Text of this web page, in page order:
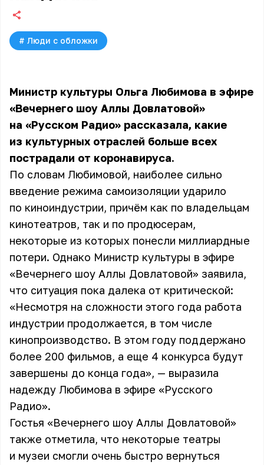
# Люди с обложки
Министр культуры Ольга Любимова в эфире
«Вечернего шоу Аллы Довлатовой»
на «Русском Радио» рассказала, какие
из культурных отраслей больше всех
пострадали от коронавируса.
По словам Любимовой, наиболее сильно
введение режима самоизоляции ударило
по киноиндустрии, причём как по владельцам
кинотеатров, так и по продюсерам,
некоторые из которых понесли миллиардные
потери. Однако Министр культуры в эфире
«Вечернего шоу Аллы Довлатовой» заявила,
что ситуация пока далека от критической:
«Несмотря на сложности этого года работа
индустрии продолжается, в том числе
кинопроизводство. В этом году поддержано
более 200 фильмов, а еще 4 конкурса будут
завершены до конца года», — выразила
надежду Любимова в эфире «Русского
Радио».
Гостья «Вечернего шоу Аллы Довлатовой»
также отметила, что некоторые театры
и музеи смогли очень быстро вернуться